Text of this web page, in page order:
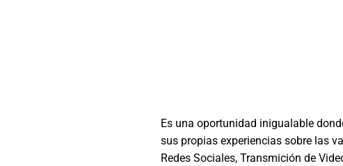
Es una oportunidad inigualable
sus propias experiencias sobre las
Redes Sociales, Transmición de